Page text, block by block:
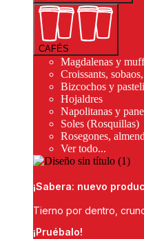
CAFÉS
Magdalenas y
Croissants,
Bizcochos y
Hojaldres
Napolitanas y
Soles (Rosquillas)
Rosegones,
Ver todo...
¡Sabera: nuevo
Tierno por dentro,
¡Pruébalo!